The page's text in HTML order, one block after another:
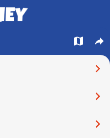
󰍍 󰒖
󰅂
󰅂
󰅂